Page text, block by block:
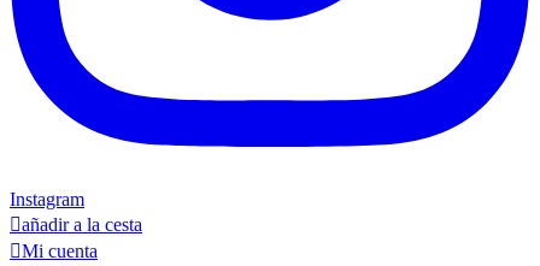
Instagram
añadir a la cesta
Mi cuenta